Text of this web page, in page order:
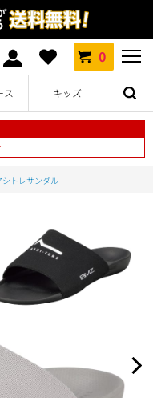
0
ス キッズ
シトレサンダル